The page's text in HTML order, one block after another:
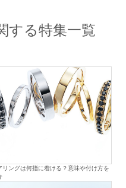
する特集一覧
リングは何指に着ける？意味や付け方を